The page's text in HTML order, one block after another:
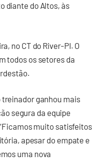
diante do Altos, às
no CT do River-PI. O
todos os setores da
ganhou mais
segura da equipe
muito satisfeitos
apesar do empate e
uma nova